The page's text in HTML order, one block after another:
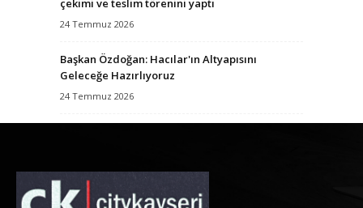
çekimi ve teslim törenini yaptı
24 Temmuz 2026
Başkan Özdoğan: Hacılar'ın Altyapısını
Geleceğe Hazırlıyoruz
24 Temmuz 2026